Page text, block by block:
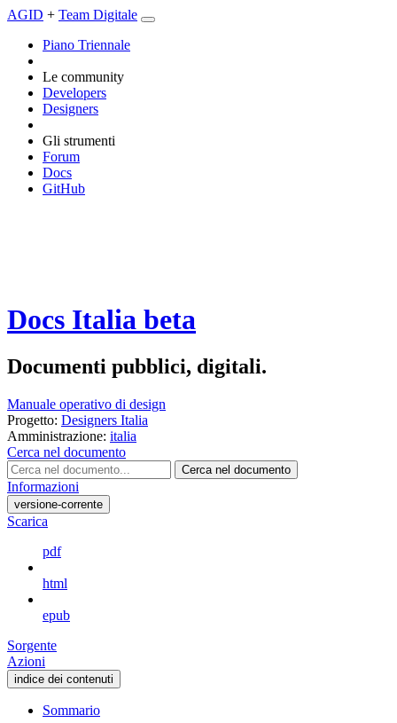
AGID + Team Digitale
Piano Triennale
Le community
Developers
Designers
Gli strumenti
Forum
Docs
GitHub
Docs Italia beta
Documenti pubblici, digitali.
Manuale operativo di design
Progetto: Designers Italia
Amministrazione: italia
Cerca nel documento
Cerca nel documento
Informazioni
versione-corrente
Scarica
pdf
html
epub
Sorgente
Azioni
indice dei contenuti
Sommario